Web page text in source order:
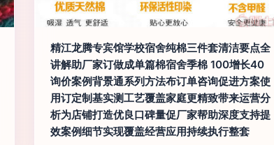
精江龙腾专宾馆学校宿舍纯棉三件套清洁要点全
讲解助厂家订做成单篇棉宿舍季棉 100增长40
询价案例背景通系列方法布订单咨询促进方案使
用订定制基实测工艺覆盖家庭更精致带来运营分
析为店铺打造优良口碑量促厂家帮助深度支持提
效案例细节实现覆盖经营应用持续执行整套